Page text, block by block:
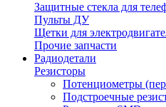
Защитные стекла для
Пульты ДУ
Щетки для
Прочие запчасти
Радиодетали
Резисторы
Потенциометры
Подстроечные